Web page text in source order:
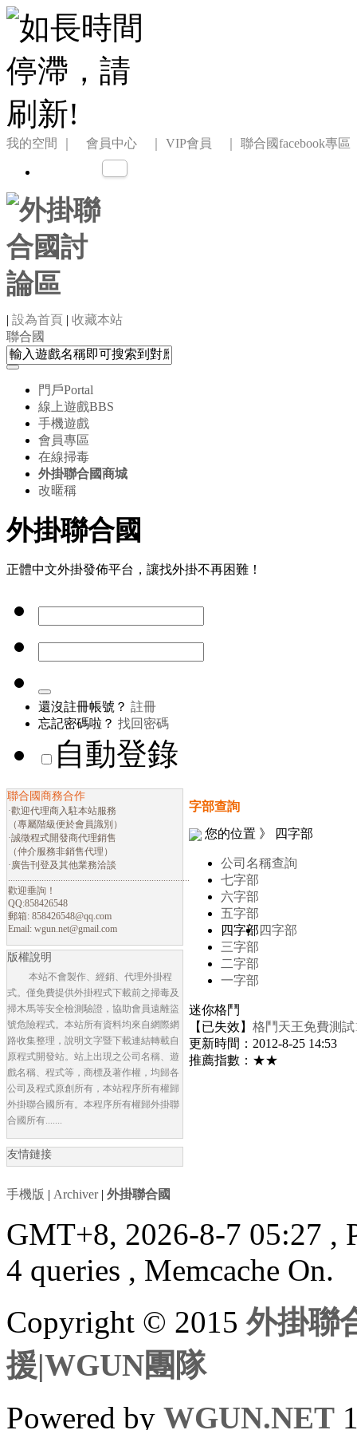
我的空間 ｜ 會員中心 ｜ VIP會員 ｜ 聯合國facebook專區
| 設為首頁 | 收藏本站
聯合國
門戶Portal
線上遊戲BBS
手機遊戲
會員專區
在線掃毒
外掛聯合國商城
改暱稱
外掛聯合國
正體中文外掛發佈平台，讓找外掛不再困難！
還沒註冊帳號？ 註冊
忘記密碼啦？ 找回密碼
自動登錄
聯合國商務合作
·歡迎代理商入駐本站服務
（專屬階級便於會員識別）
·誠徵程式開發商代理銷售
（仲介服務非銷售代理）
·廣告刊登及其他業務洽談
歡迎垂詢！
QQ:858426548
郵箱: 858426548@qq.com
Email: wgun.net@gmail.com
版權說明
本站不會製作、經銷、代理外掛程
式。僅免費提供外掛程式下載前之掃毒及
掃木馬等安全檢測驗證，協助會員遠離盜
號危險程式。本站所有資料均來自網際網
路收集整理，說明文字暨下載連結轉載自
原程式開發站。站上出現之公司名稱、遊
戲名稱、程式等，商標及著作權，均歸各
公司及程式原創所有，本站程序所有權歸
外掛聯合國所有。本程序所有權歸外掛聯
合國所有.......
友情鏈接
字部查詢
您的位置 》 四字部
公司名稱查詢
七字部
六字部
五字部
四字部 四字部
三字部
二字部
一字部
迷你格鬥
【已失效】格鬥天王免費測
更新時間：2012-8-25 14:53
推薦指數：★★
手機版 | Archiver| 外掛聯合國
GMT+8, 2026-8-7 05:27 ,
4 queries , Memcache On.
Copyright © 2015外掛聯
援|WGUN團隊
Powered by WGUN.NET